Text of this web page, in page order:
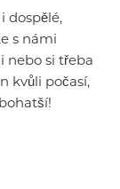
dospělé,
s námi
nebo si třeba
kvůli počasí,